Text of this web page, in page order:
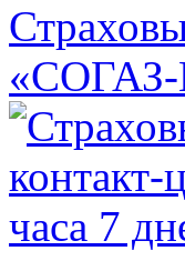
«СОГАЗ-